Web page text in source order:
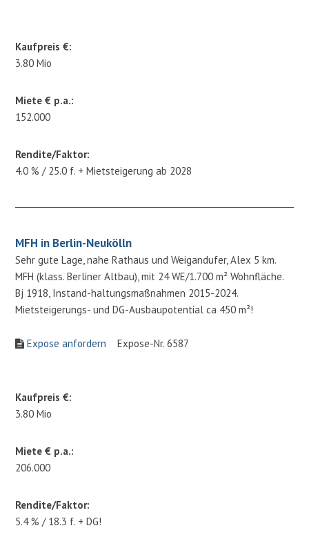
Kaufpreis €:
3.80 Mio
Miete € p.a.:
152.000
Rendite/Faktor:
4.0 % / 25.0 f. + Mietsteigerung ab 2028
MFH in Berlin-Neukölln
Sehr gute Lage, nahe Rathaus und Weigandufer, Alex 5 km.
MFH (klass. Berliner Altbau), mit 24 WE/1.700 m² Wohnfläche.
Bj 1918, Instand-haltungsmaßnahmen 2015-2024.
Mietsteigerungs- und DG-Ausbaupotential ca 450 m²!
Expose anfordern Expose-Nr. 6587
Kaufpreis €:
3.80 Mio
Miete € p.a.:
206.000
Rendite/Faktor:
5.4 % / 18.3 f. + DG!